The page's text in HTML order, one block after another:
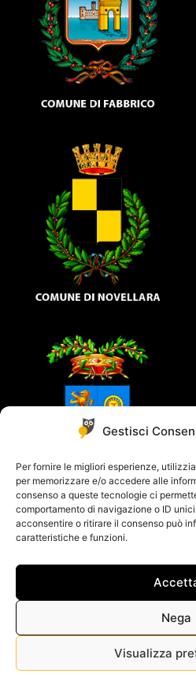
Gestisci
Per fornire le migliori esperienze,
per memorizzare e/o accedere alle
consenso a queste tecnologie ci
comportamento di navigazione o ID
acconsentire o ritirare il consenso può
caratteristiche e funzioni.
Nega
Visualizza
© 2018 - 2021 All rights reserved -